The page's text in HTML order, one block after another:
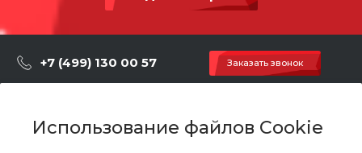
Использование файлов Cookie
+7 (499) 130 00 57 Заказать звонок
г. Москва, Марксистская 3 стр.2